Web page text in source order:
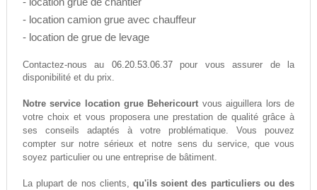
- location camion grue avec chauffeur
- location de grue de levage
Contactez-nous au 06.20.53.06.37pour vous assurer de la
disponibilité et du prix.
Notre service location grue Behericourt vous aiguillera lors de
votre choix et vous proposera une prestation de qualité grâce à
ses conseils adaptés à votre problématique. Vous pouvez
compter sur notre sérieux et notre sens du service, que vous
soyez particulier ou une entreprise de bâtiment.
La plupart de nos clients, qu'ils soient des particuliers ou des